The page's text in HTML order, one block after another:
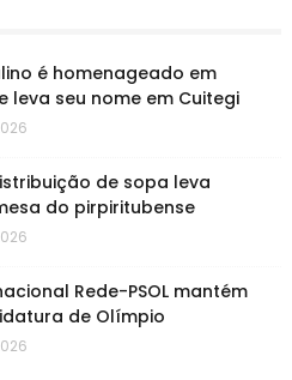
é homenageado em
leva seu nome em Cuitegi
de sopa leva
do pirpiritubense
Rede-PSOL mantém
de Olímpio